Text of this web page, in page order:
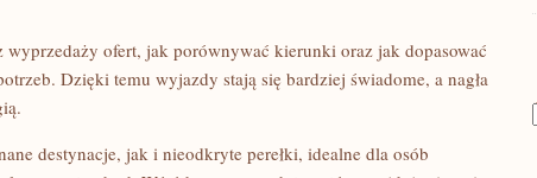
ofert, jak porównywać kierunki oraz jak dopasować
Dzięki temu wyjazdy stają się bardziej świadome, a nagła
destynacje, jak i nieodkryte perełki, idealne dla osób